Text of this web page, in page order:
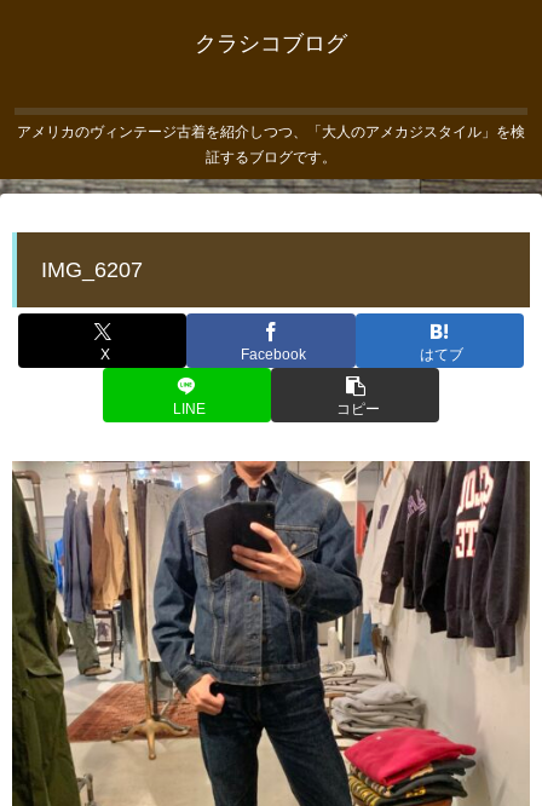
クラシコブログ
アメリカのヴィンテージ古着を紹介しつつ、「大人のアメカジスタイル」を検
証するブログです。
IMG_6207
X Facebook はてブ
LINE コピー